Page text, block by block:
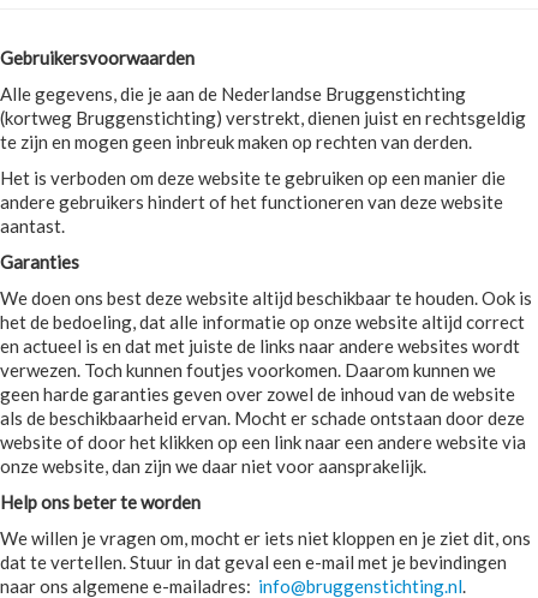
Gebruikersvoorwaarden
Alle gegevens, die je aan de Nederlandse Bruggenstichting
(kortweg Bruggenstichting) verstrekt, dienen juist en rechtsgeldig
te zijn en mogen geen inbreuk maken op rechten van derden.
Het is verboden om deze website te gebruiken op een manier die
andere gebruikers hindert of het functioneren van deze website
aantast.
Garanties
We doen ons best deze website altijd beschikbaar te houden. Ook is
het de bedoeling, dat alle informatie op onze website altijd correct
en actueel is en dat met juiste de links naar andere websites wordt
verwezen. Toch kunnen foutjes voorkomen. Daarom kunnen we
geen harde garanties geven over zowel de inhoud van de website
als de beschikbaarheid ervan. Mocht er schade ontstaan door deze
website of door het klikken op een link naar een andere website via
onze website, dan zijn we daar niet voor aansprakelijk.
Help ons beter te worden
We willen je vragen om, mocht er iets niet kloppen en je ziet dit, ons
dat te vertellen. Stuur in dat geval een e-mail met je bevindingen
naar ons algemene e-mailadres: info@bruggenstichting.nl